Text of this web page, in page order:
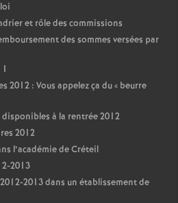
et rôle des commissions
des sommes versées par
2012 : Vous appelez ça du « beurre
à la rentrée 2012
2012
l’académie de Créteil
2013
2013 dans un établissement de